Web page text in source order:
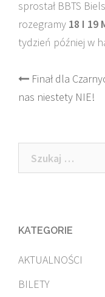
sprostał BBTS
rozegramy 18 I 19
tydzień później w
Post
Finał dla
nas niestety NIE!
Szukaj:
KATEGORIE
AKTUALNOŚCI
BILETY